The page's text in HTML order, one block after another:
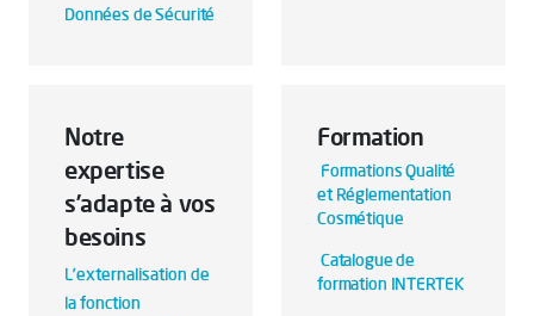
Données de Sécurité
Notre
expertise
s’adapte à vos
besoins
L’externalisation de
la fonction
Formation
Formations Qualité
et Réglementation
Cosmétique
Catalogue de
formation INTERTEK